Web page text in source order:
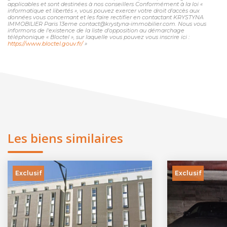
applicables et sont destinées à nos conseillers Conformément à la loi «
informatique et libertés », vous pouvez exercer votre droit d'accès aux
données vous concernant et les faire rectifier en contactant KRYSTYNA
IMMOBILIER Paris 13eme contact@krystyna-immobilier.com. Nous vous
informons de l'existence de la liste d'opposition au démarchage
téléphonique « Bloctel », sur laquelle vous pouvez vous inscrire ici :
https://www.bloctel.gouv.fr/»
Les biens similaires
Exclusif Exclusif